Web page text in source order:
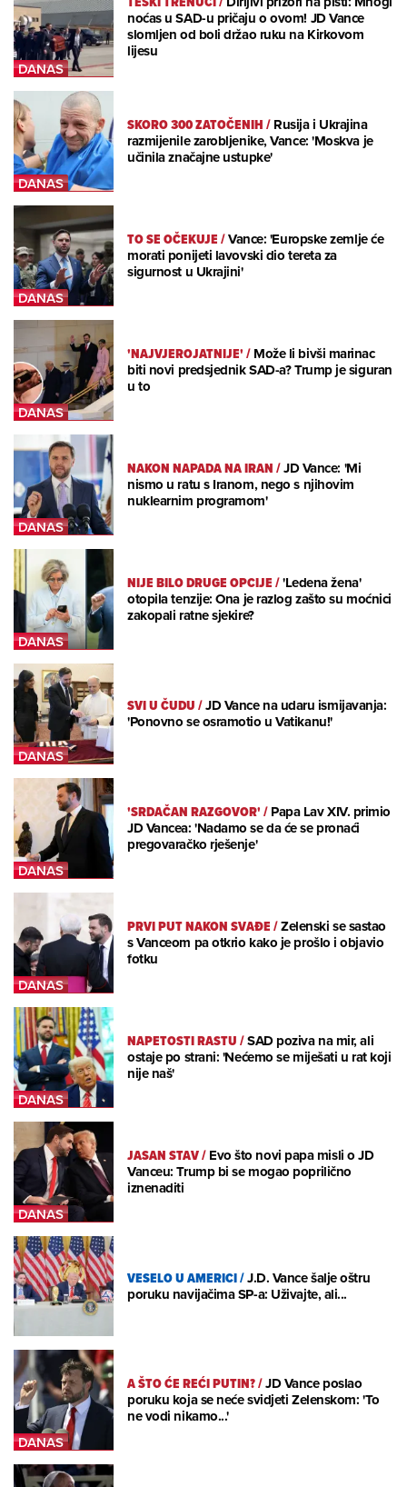
noćas u SAD-u pričaju o ovom! JD Vance
slomljen od boli držao ruku na Kirkovom
lijesu
SKORO 300 ZATOČENIH/Rusija i Ukrajina
razmijenile zarobljenike, Vance: 'Moskva je
učinila značajne ustupke'
TO SE OČEKUJE/Vance: 'Europske zemlje će
morati ponijeti lavovski dio tereta za
sigurnost u Ukrajini'
'NAJVJEROJATNIJE'/Može li bivši marinac
biti novi predsjednik SAD-a? Trump je siguran
u to
NAKON NAPADA NA IRAN/JD Vance: 'Mi
nismo u ratu s Iranom, nego s njihovim
nuklearnim programom'
NIJE BILO DRUGE OPCIJE/'Ledena žena'
otopila tenzije: Ona je razlog zašto su moćnici
zakopali ratne sjekire?
SVI U ČUDU/JD Vance na udaru ismijavanja:
'Ponovno se osramotio u Vatikanu!'
'SRDAČAN RAZGOVOR'/Papa Lav XIV. primio
JD Vancea: 'Nadamo se da će se pronaći
pregovaračko rješenje'
PRVI PUT NAKON SVAĐE/Zelenski se sastao
s Vanceom pa otkrio kako je prošlo i objavio
fotku
NAPETOSTI RASTU/SAD poziva na mir, ali
ostaje po strani: 'Nećemo se miješati u rat koji
nije naš'
JASAN STAV/Evo što novi papa misli o JD
Vanceu: Trump bi se mogao poprilično
iznenaditi
VESELO U AMERICI/J.D. Vance šalje oštru
poruku navijačima SP-a: Uživajte, ali...
A ŠTO ĆE REĆI PUTIN?/JD Vance poslao
poruku koja se neće svidjeti Zelenskom: 'To
ne vodi nikamo...'